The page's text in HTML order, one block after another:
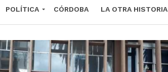
POLÍTICA CÓRDOBA LA OTRA HISTORIA